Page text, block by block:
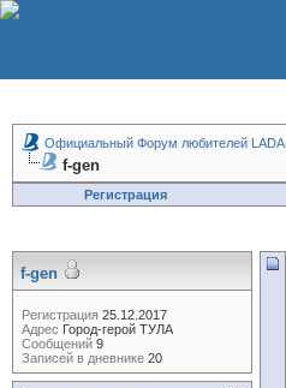
Официальный Форум любителей LADA
f-gen
Регистрация
f-gen
Регистрация 25.12.2017
Адрес Город-герой ТУЛА
Сообщений 9
Записей в дневнике 20